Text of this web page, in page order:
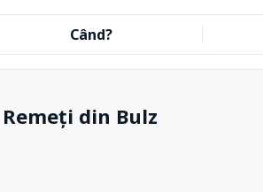
Când?
din Bulz